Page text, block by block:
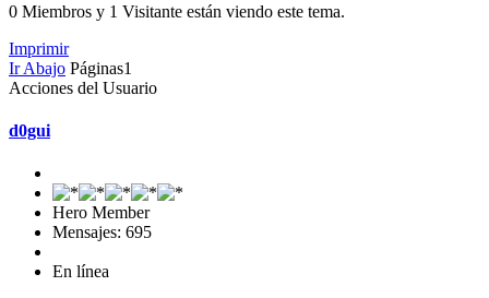
0 Miembros y 1 Visitante están viendo este tema.
Imprimir
Ir Abajo Páginas1
Acciones del Usuario
d0gui
Hero Member
Mensajes: 695
En línea